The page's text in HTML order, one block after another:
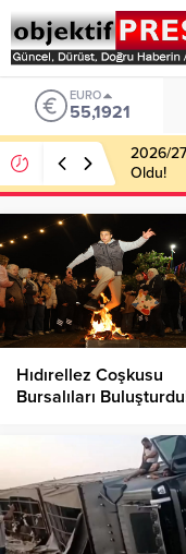
EURO
55,1921
2026/27
Oldu!
Hıdırellez Coşkusu
Bursalıları